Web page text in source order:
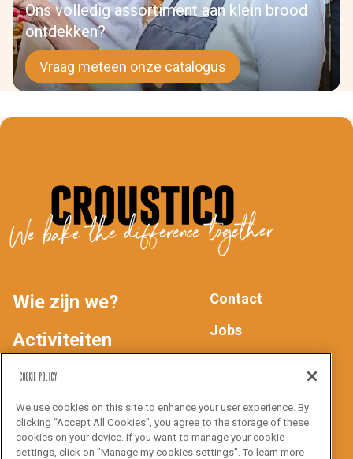
Ons volledig assortiment aan klein brood
ontdekken?
Vraag meteen onze catalogus
We bake the difference together
MAIN
NAV
Wie zijn we?
Activiteiten
Producten
Inspiratie
FOOTER
Contact
Jobs
Cookie Policy
We use cookies on this site to enhance your user experience. By
clicking “Accept All Cookies”, you agree to the storage of these
cookies on your device. If you want to manage your cookie
settings, click on "Manage my cookies settings". To learn more